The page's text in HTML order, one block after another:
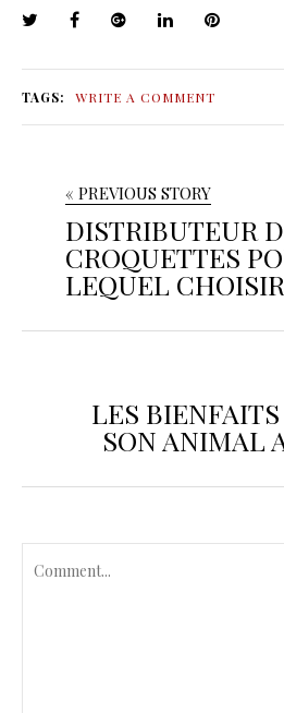
TAGS: WRITE A COMMENT
« PREVIOUS STORY
DISTRIBUTEUR
CROQUETTES
LEQUEL
LES
SON ANIMAL